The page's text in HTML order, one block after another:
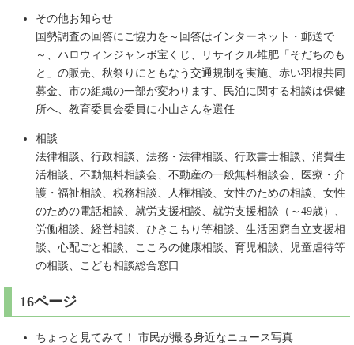
その他お知らせ
国勢調査の回答にご協力を～回答はインターネット・郵送で
～、ハロウィンジャンボ宝くじ、リサイクル堆肥「そだちのも
と」の販売、秋祭りにともなう交通規制を実施、赤い羽根共同
募金、市の組織の一部が変わります、民泊に関する相談は保健
所へ、教育委員会委員に小山さんを選任
相談
法律相談、行政相談、法務・法律相談、行政書士相談、消費生
活相談、不動無料相談会、不動産の一般無料相談会、医療・介
護・福祉相談、税務相談、人権相談、女性のための相談、女性
のための電話相談、就労支援相談、就労支援相談（～49歳）、
労働相談、経営相談、ひきこもり等相談、生活困窮自立支援相
談、心配ごと相談、こころの健康相談、育児相談、児童虐待等
の相談、こども相談総合窓口
16ページ
ちょっと見てみて！ 市民が撮る身近なニュース写真